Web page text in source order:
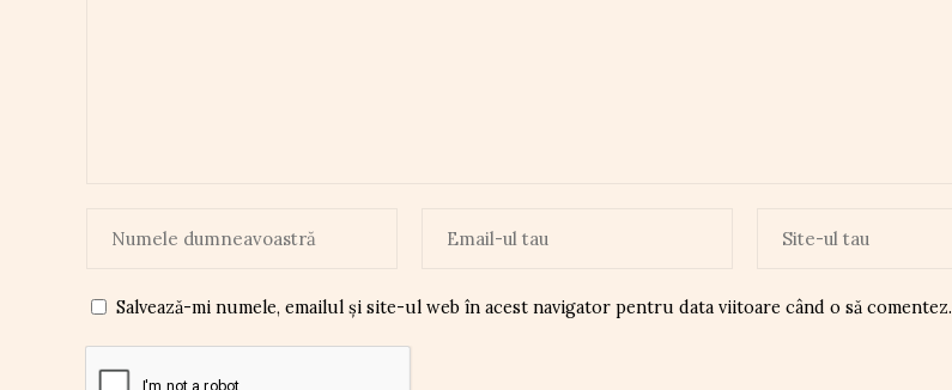
Salvează-mi numele, emailul și site-ul web în acest navigator pentru data viitoare când o să comentez.